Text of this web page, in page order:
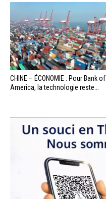
CHINE – ÉCONOMIE : Pour Bank of
America, la technologie reste...